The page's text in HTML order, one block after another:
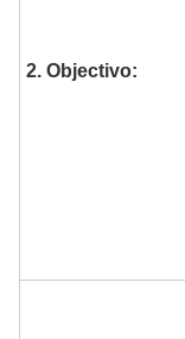
2. Objectivo: